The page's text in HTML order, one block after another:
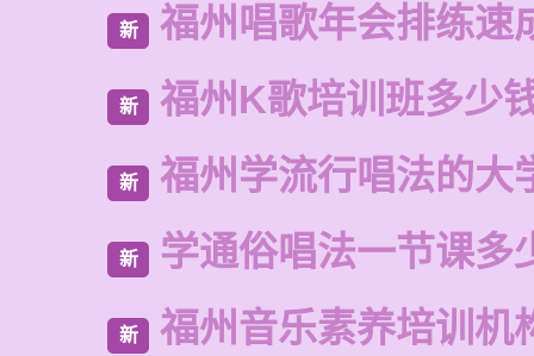
新 福州唱歌年会排练速
新 福州K歌培训班多少
新 福州学流行唱法的大
新 学通俗唱法一节课多
新 福州音乐素养培训机